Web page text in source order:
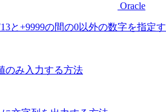
Oracle
と+9999の間の0以外の数字を指定
のみ入力する方法